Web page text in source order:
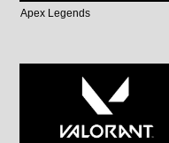
Apex Legends